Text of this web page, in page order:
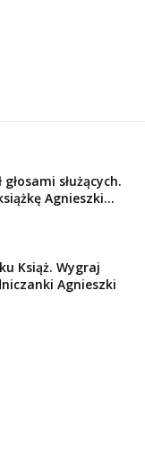
służących.
Agnieszki...
Książ. Wygraj
Agnieszki